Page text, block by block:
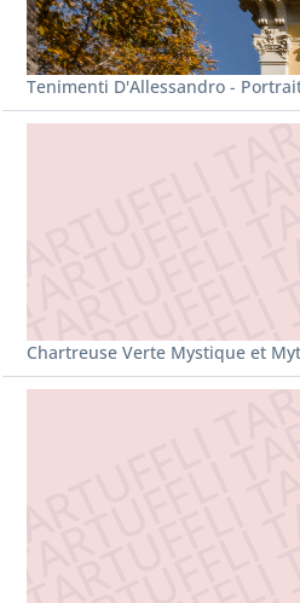
Tenimenti D'Allessandro -
Chartreuse Verte Mystique et